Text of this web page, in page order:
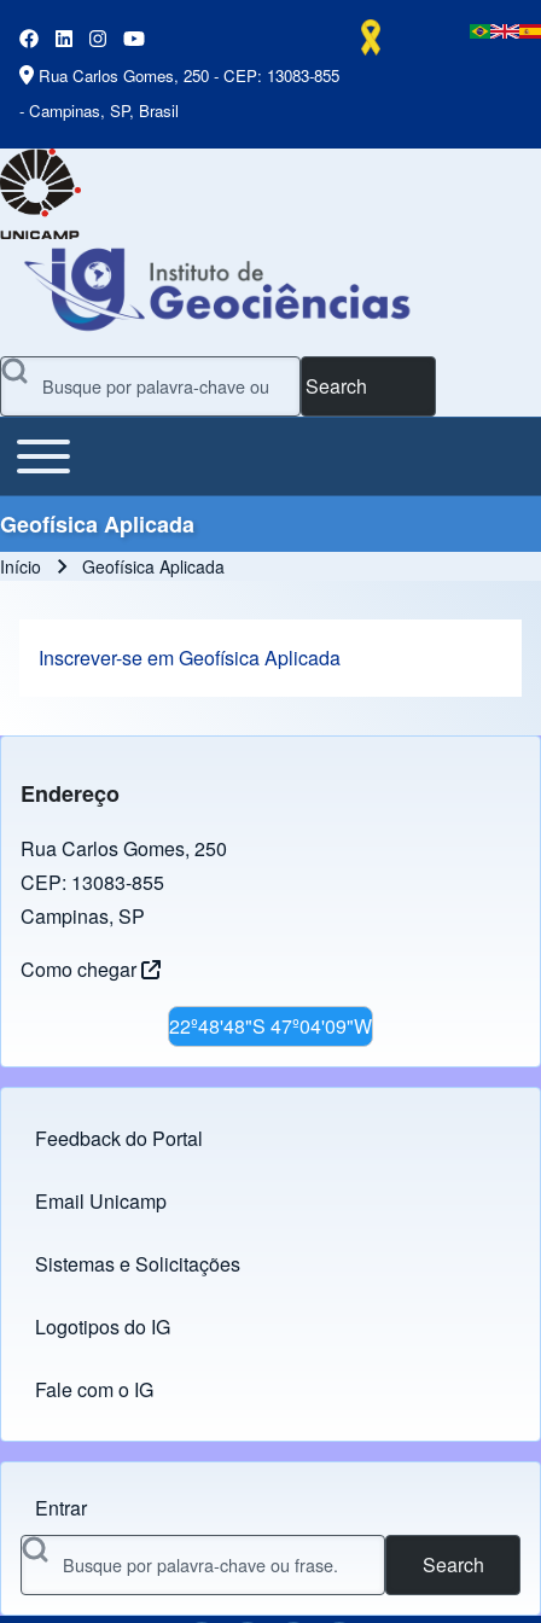
Rua Carlos Gomes, 250 - CEP: 13083-855
- Campinas, SP, Brasil
Search
Main Menu
Toggle main menu
Geofísica Aplicada
Início Geofísica Aplicada
Inscrever-se em Geofísica Aplicada
Endereço
Rua Carlos Gomes, 250
CEP: 13083-855
Campinas, SP
Como chegar
22º48'48"S 47º04'09"W
Footer menu
Feedback do Portal
Links
Email Unicamp
(opens in new tab)
Sistemas e Solicitações
(opens in new tab)
Logotipos do IG
(opens in new tab)
Fale com o IG
Menu do usuário
Entrar
Search